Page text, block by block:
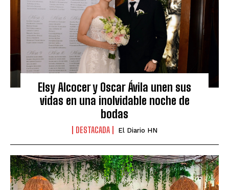
Elsy Alcocer y Oscar Ávila unen sus
vidas en una inolvidable noche de
bodas
DESTACADA El Diario HN